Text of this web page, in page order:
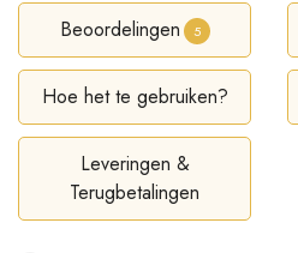
Beoordelingen 5
Hoe het te gebruiken?
Leveringen &
Terugbetalingen